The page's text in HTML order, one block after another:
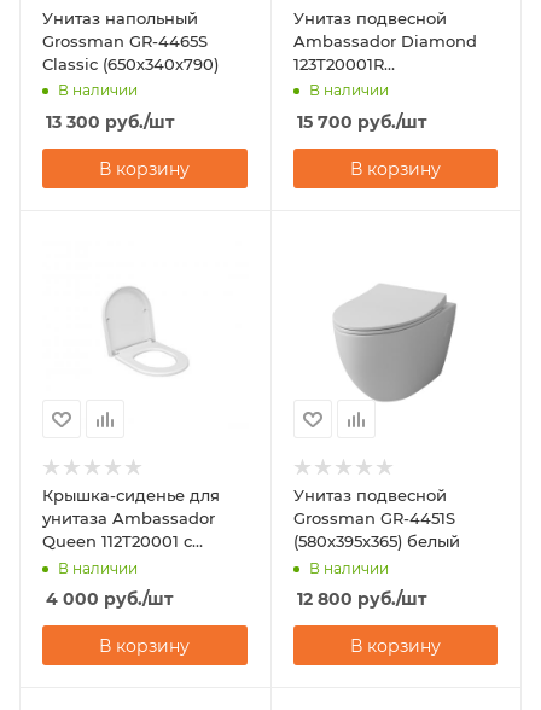
Унитаз напольный
Grossman GR-4465S
Classic (650х340х790)
В наличии
13 300 руб./шт
В корзину
Унитаз подвесной
Ambassador Diamond
123T20001R
(530х405х375) белый
В наличии
15 700 руб./шт
В корзину
Крышка-сиденье для
унитаза Ambassador
Queen 112T20001 с
микролифтом
В наличии
4 000 руб./шт
В корзину
Унитаз подвесной
Grossman GR-4451S
(580х395х365) белый
В наличии
12 800 руб./шт
В корзину